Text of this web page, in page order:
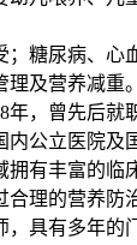
；糖尿病、心
及营养减重。
年，曾先后就
内公立医院及
拥有丰富的临
理的营养防
，具有多年的